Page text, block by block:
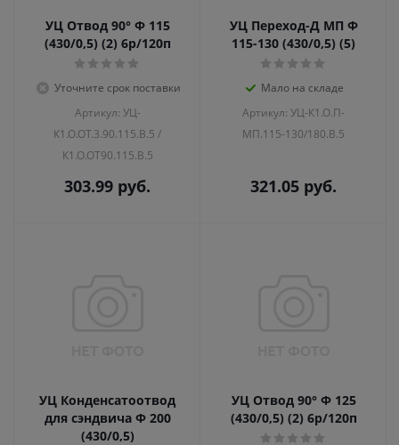
УЦ Отвод 90° Ф 115
(430/0,5) (2) 6р/120п
Уточните срок поставки
Артикул: УЦ-
К1.О.ОТ.3.90.115.В.5 /
К1.О.ОТ90.115.В.5
303.99 руб.
УЦ Переход-Д МП Ф
115-130 (430/0,5) (5)
Мало на складе
Артикул: УЦ-К1.О.П-
МП.115-130/180.В.5
321.05 руб.
УЦ Конденсатоотвод
для сэндвича Ф 200
(430/0,5)
УЦ Отвод 90° Ф 125
(430/0,5) (2) 6р/120п